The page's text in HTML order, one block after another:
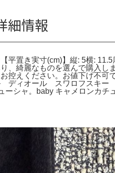
細情報
置き実寸(cm)】縦: 5横: 11.5
、綺麗なものを選んで購入し
控えください。お値下げ不
ディオール スワロフスキ
ャ。baby キャメロンカチ